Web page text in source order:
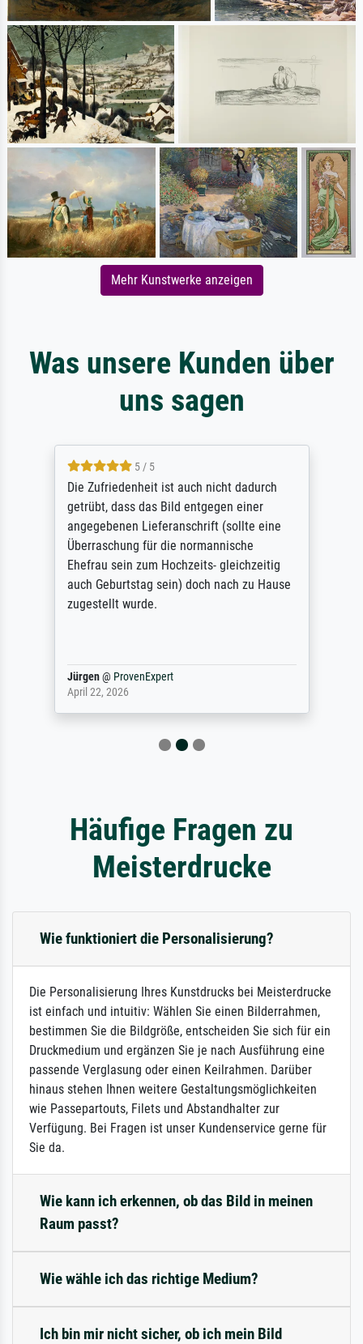
Mehr Kunstwerke anzeigen
Was unsere Kunden über
uns sagen
5 / 5
Die Zufriedenheit ist auch nicht dadurch
getrübt, dass das Bild entgegen einer
angegebenen Lieferanschrift (sollte eine
Überraschung für die normannische
Ehefrau sein zum Hochzeits- gleichzeitig
auch Geburtstag sein) doch nach zu Hause
zugestellt wurde.
Jürgen@ ProvenExpert
April 22, 2026
Häufige Fragen zu
Meisterdrucke
Wie funktioniert die Personalisierung?
Die Personalisierung Ihres Kunstdrucks bei Meisterdrucke
ist einfach und intuitiv: Wählen Sie einen Bilderrahmen,
bestimmen Sie die Bildgröße, entscheiden Sie sich für ein
Druckmedium und ergänzen Sie je nach Ausführung eine
passende Verglasung oder einen Keilrahmen. Darüber
hinaus stehen Ihnen weitere Gestaltungsmöglichkeiten
wie Passepartouts, Filets und Abstandhalter zur
Verfügung. Bei Fragen ist unser Kundenservice gerne für
Sie da.
Wie kann ich erkennen, ob das Bild in meinen
Raum passt?
Wie wähle ich das richtige Medium?
Ich bin mir nicht sicher, ob ich mein Bild